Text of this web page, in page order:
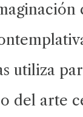
utiliza
del arte